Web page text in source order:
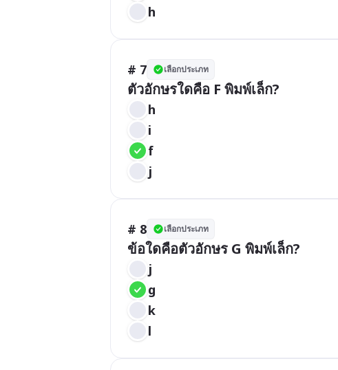
h
# 7 เลือกประเภท
ตัวอักษรใดคือ F พิมพ์เล็ก?
h
i
f
j
# 8 เลือกประเภท
ข้อใดคือตัวอักษร G พิมพ์เล็ก?
j
g
k
l